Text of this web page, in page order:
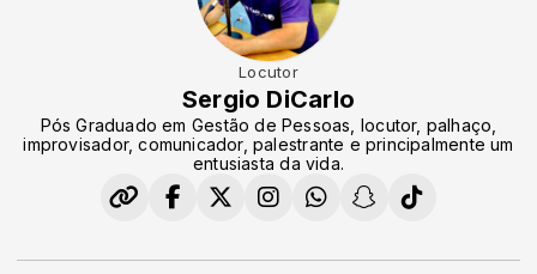
Locutor
Sergio DiCarlo
Pós Graduado em Gestão de Pessoas, locutor, palhaço,
improvisador, comunicador, palestrante e principalmente um
entusiasta da vida.